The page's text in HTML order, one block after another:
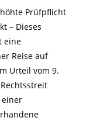
Prüfpflicht
– Dieses
eine
Reise auf
Urteil vom 9.
einer